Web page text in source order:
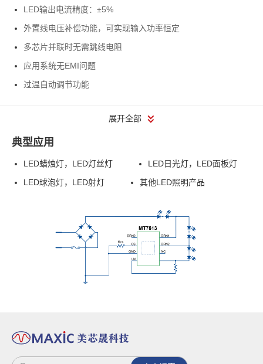
LED输出电流精度：±5%
外置线电压补偿功能，可实现输入功率恒定
多芯片并联时无需跳线电阻
应用系统无EMI问题
过温自动调节功能
展开全部
典型应用
LED蜡烛灯，LED灯丝灯
LED日光灯，LED面板灯
LED球泡灯，LED射灯
其他LED照明产品